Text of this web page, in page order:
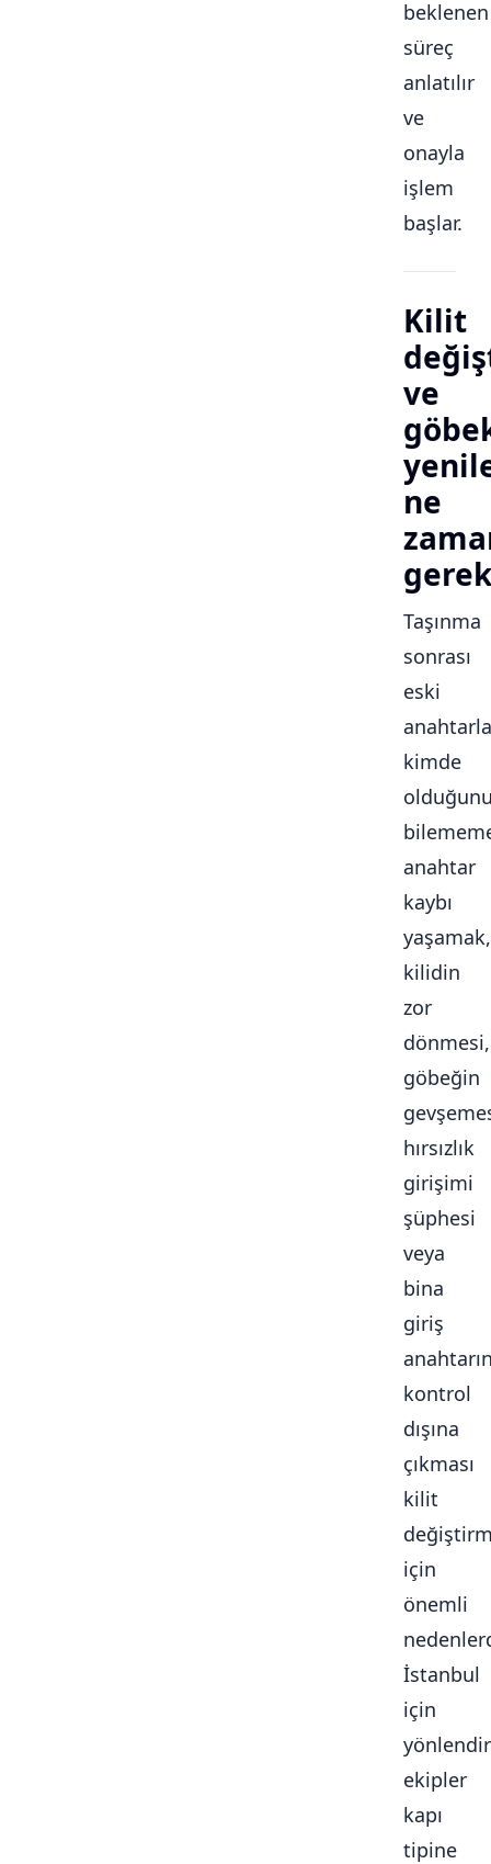
beklenen
süreç
anlatılır
ve
onayla
işlem
başlar.
Kilit
ve
ne
Taşınma
sonrası
eski
kimde
anahtar
kaybı
yaşamak,
kilidin
zor
dönmesi,
göbeğin
hırsızlık
girişimi
şüphesi
veya
bina
giriş
kontrol
dışına
çıkması
kilit
için
önemli
İstanbul
için
ekipler
kapı
tipine